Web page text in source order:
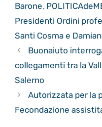
Barone,
Presidenti Ordini
Santi Cosma e
Buonaiuto
collegamenti tra la
Salerno
Autorizzata per la
Fecondazione